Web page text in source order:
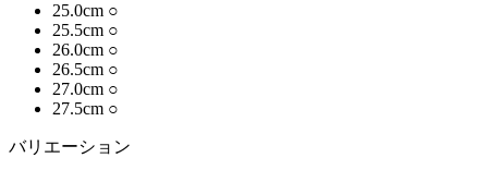
25.0cm ○
25.5cm ○
26.0cm ○
26.5cm ○
27.0cm ○
27.5cm ○
バリエーション